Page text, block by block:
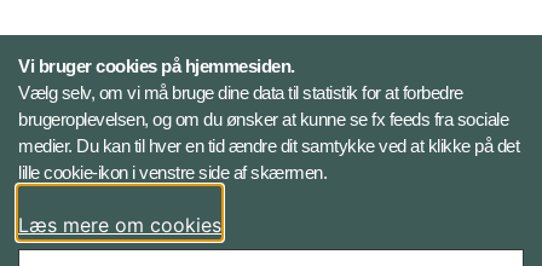
Følg Veterancentret
Facebook
Vi bruger cookies på hjemmesiden.
Vælg selv, om vi må bruge dine data til statistik for at forbedre
brugeroplevelsen, og om du ønsker at kunne se fx feeds fra sociale
medier. Du kan til hver en tid ændre dit samtykke ved at klikke på det
lille cookie-ikon i venstre side af skærmen.
Læs mere om cookies